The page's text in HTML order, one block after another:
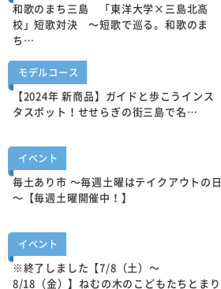
和歌のまち三島 「東洋大学×三島北高
校」短歌対決 ～短歌で巡る。和歌のま
ち…
モデルコース
【2024年 新商品】ガイドと歩こうインス
タスポット！せせらぎの街三島で名…
イベント
毎土あり市 ～毎週土曜はテイクアウトの日
～【毎週土曜開催中！】
イベント
※終了しました【7/8（土）～
8/18（金）】ねむの木のこどもたちとまり